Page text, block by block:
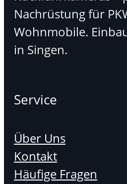
Nachrüstung für
Wohnmobile.
in Singen.
Service
Über Uns
Kontakt
Häufige Fragen